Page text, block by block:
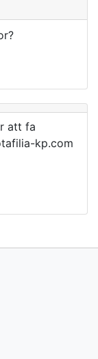
att fa
kp.com